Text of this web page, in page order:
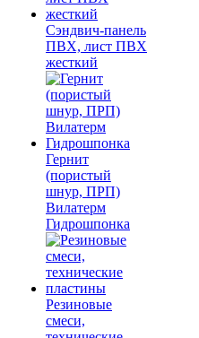
Сэндвич-панель
ПВХ, лист ПВХ
жесткий
Гернит
(пористый
шнур, ПРП)
Вилатерм
Гидрошпонка
Резиновые
смеси,